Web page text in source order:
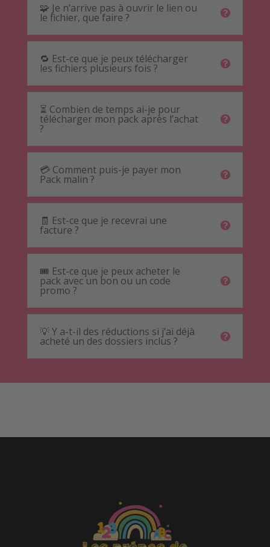
🧩 Je n’arrive pas à ouvrir le lien ou
le fichier, que faire ?
🔁 Est-ce que je peux télécharger
les fichiers plusieurs fois ?
⏳ Combien de temps ai-je pour
télécharger mon pack après l’achat
?
💳 Comment puis-je payer mon
Pack malin ?
🧾 Est-ce que je recevrai une
facture ?
🎟️ Est-ce que je peux acheter le
pack avec un bon ou un code
promo ?
💡 Y a-t-il des réductions si j’ai déjà
acheté un des dossiers inclus ?